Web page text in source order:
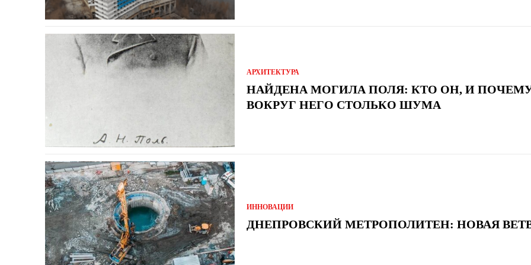
АРХИТЕКТУРА
НАЙДЕНА МОГИЛА ПОЛЯ: КТО ОН, И
ВОКРУГ НЕГО СТОЛЬКО ШУМА
ИННОВАЦИИ
ДНЕПРОВСКИЙ МЕТРОПОЛИТЕН: НОВАЯ